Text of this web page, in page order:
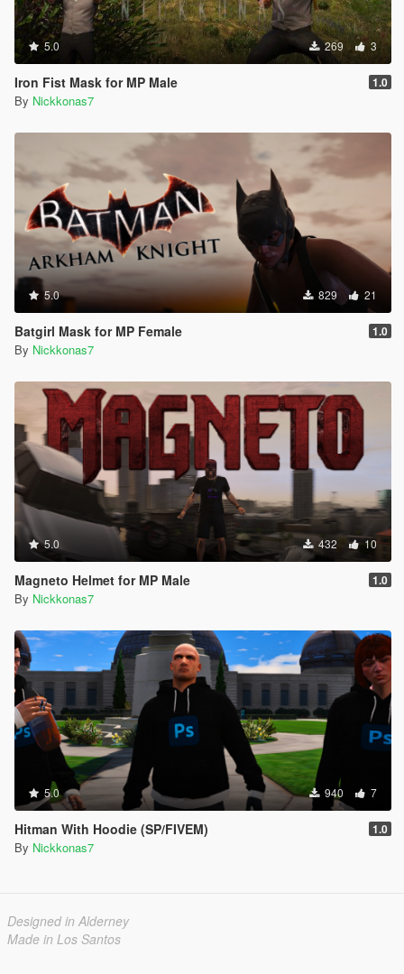
5.0 269 3
Iron Fist Mask for MP Male 1.0
By Nickkonas7
5.0 829 21
Batgirl Mask for MP Female 1.0
By Nickkonas7
5.0 432 10
Magneto Helmet for MP Male 1.0
By Nickkonas7
5.0 940 7
Hitman With Hoodie (SP/FIVEM) 1.0
By Nickkonas7
Designed in Alderney
Made in Los Santos